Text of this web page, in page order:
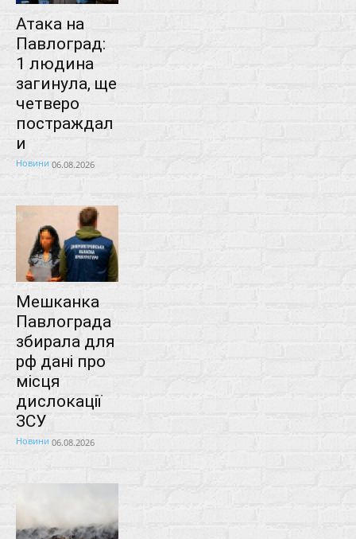
Атака на
Павлоград:
1 людина
загинула, ще
четверо
постраждал
и
Новини 06.08.2026
Мешканка
Павлограда
збирала для
рф дані про
місця
дислокації
ЗСУ
Новини 06.08.2026